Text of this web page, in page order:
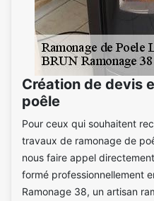
Création de devis
poêle
Pour ceux qui souhaitent
travaux de ramonage de
nous faire appel
formé professionnellement
Ramonage 38, un artisan